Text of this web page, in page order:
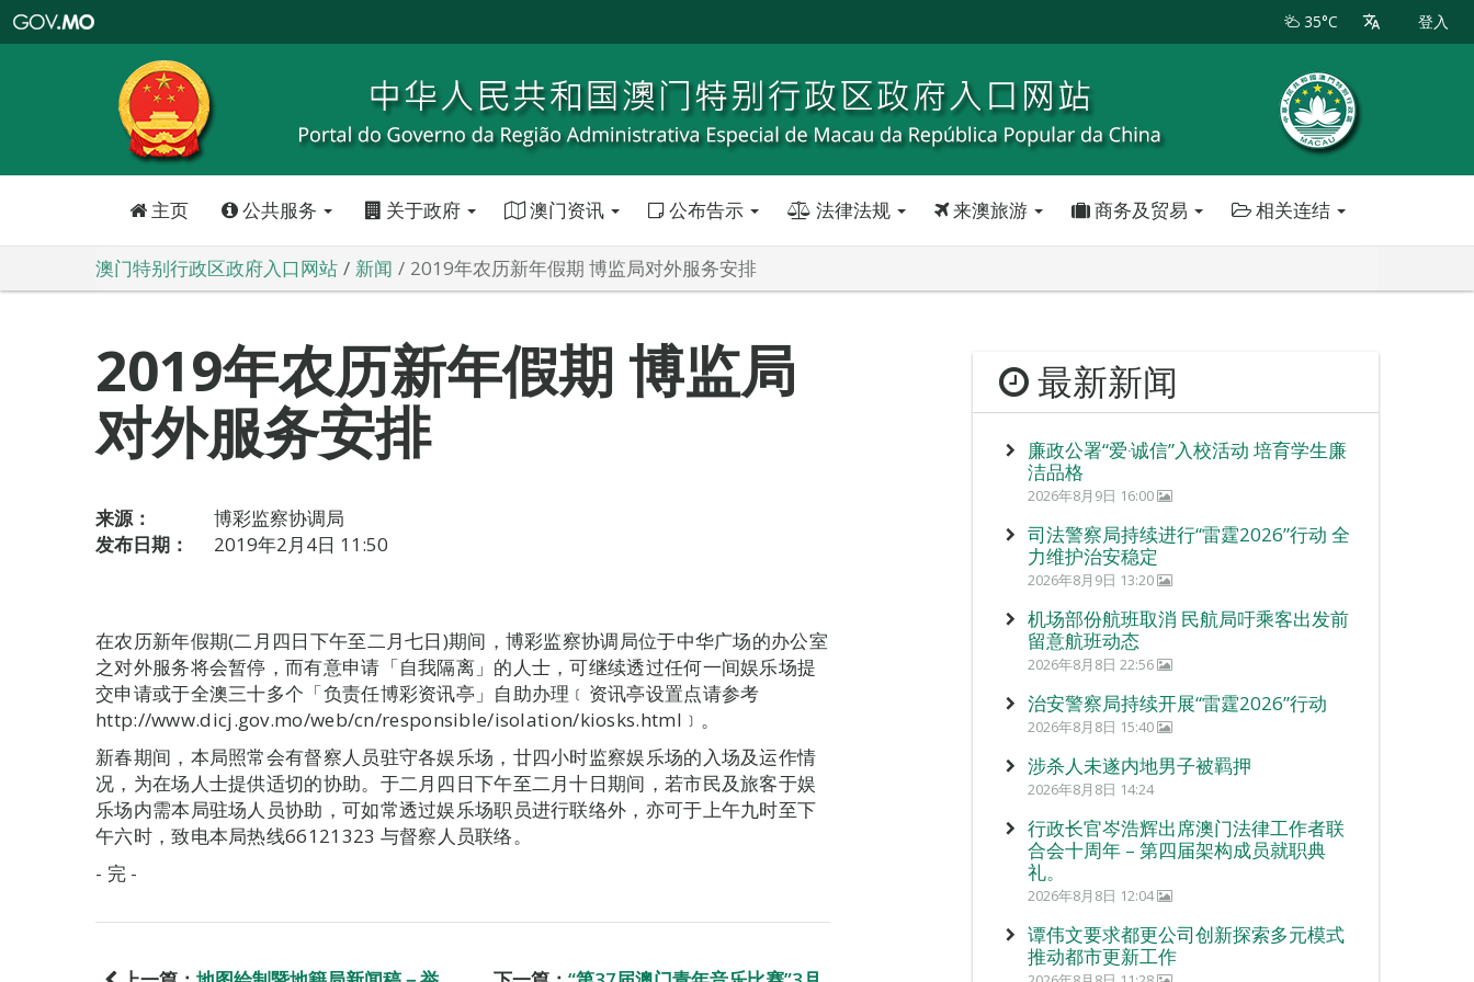
特
政
区
政
口
35°C 登入
主页 公共服务 关于政府 澳门资讯 公布告示 法律法规 来澳旅游 商务及贸易 相关连结
澳门特别行政区政府入口网站 新闻 2019年农历新年假期 博监局对外服务安排
2019年农历新年假期 博监局
对外服务安排
来源：
博彩监察协调局
发布日期：
2019年2月4日 11:50
在农历新年假期(二月四日下午至二月七日)期间，博彩监察协调局位于中华广场的办公室
之对外服务将会暂停，而有意申请「自我隔离」的人士，可继续透过任何一间娱乐场提
交申请或于全澳三十多个「负责任博彩资讯亭」自助办理﹝资讯亭设置点请参考
http://www.dicj.gov.mo/web/cn/responsible/isolation/kiosks.html﹞。
新春期间，本局照常会有督察人员驻守各娱乐场，廿四小时监察娱乐场的入场及运作情
况，为在场人士提供适切的协助。于二月四日下午至二月十日期间，若市民及旅客于娱
乐场内需本局驻场人员协助，可如常透过娱乐场职员进行联络外，亦可于上午九时至下
午六时，致电本局热线66121323 与督察人员联络。
- 完 -
最新新闻
廉政公署“爱‧诚信”入校活动 培育学生廉
洁品格
2026年8月9日 16:00
司法警察局持续进行“雷霆2026”行动 全
力维护治安稳定
2026年8月9日 13:20
机场部份航班取消 民航局吁乘客出发前
留意航班动态
2026年8月8日 22:56
治安警察局持续开展“雷霆2026”行动
2026年8月8日 15:40
涉杀人未遂内地男子被羁押
2026年8月8日 14:24
行政长官岑浩辉出席澳门法律工作者联
合会十周年 – 第四届架构成员就职典
礼。
2026年8月8日 12:04
谭伟文要求都更公司创新探索多元模式
推动都市更新工作